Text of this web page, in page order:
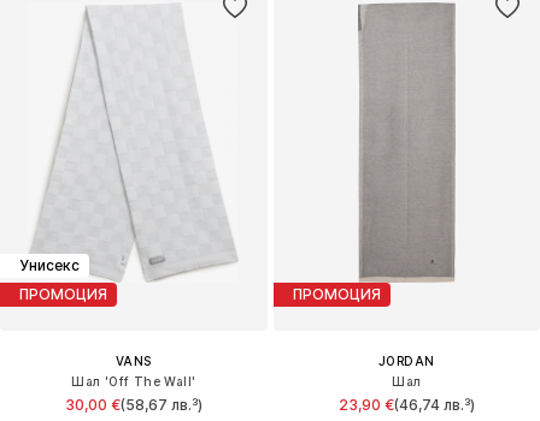
Унисекс
ПРОМОЦИЯ
VANS
Шал 'Off The Wall'
30,00 €(58,67 лв.³)
ПРОМОЦИЯ
JORDAN
Шал
23,90 €(46,74 лв.³)